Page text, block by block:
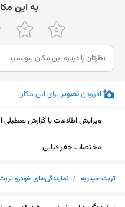
ﺑﻪ اﯾﻦ
افزودنتصویربرای این مکان
ویرایش اطلاعات یا گزارش تعطیلی
مختصات جغرافیایی
تربت حیدریه / نمایندگی‌های خودرو